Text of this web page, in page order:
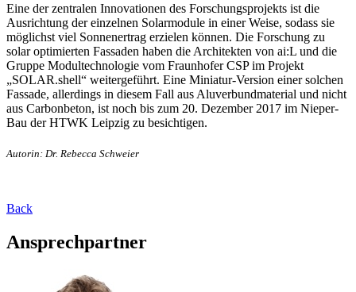
Eine der zentralen Innovationen des Forschungsprojekts ist die
Ausrichtung der einzelnen Solarmodule in einer Weise, sodass sie
möglichst viel Sonnenertrag erzielen können. Die Forschung zu
solar optimierten Fassaden haben die Architekten von ai:L und die
Gruppe Modultechnologie vom Fraunhofer CSP im Projekt
„SOLAR.shell“ weitergeführt. Eine Miniatur-Version einer solchen
Fassade, allerdings in diesem Fall aus Aluverbundmaterial und nicht
aus Carbonbeton, ist noch bis zum 20. Dezember 2017 im Nieper-
Bau der HTWK Leipzig zu besichtigen.
Autorin: Dr. Rebecca Schweier
Back
Ansprechpartner